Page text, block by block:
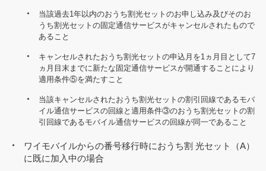
当該過去1年以内のおうち割光セットのお申し込み及びそのお
うち割光セットの固定通信サービスがキャンセルされたもので
あること
キャンセルされたおうち割光セットの申込月を1ヵ月目として7
ヵ月目末までに新たな固定通信サービスが開通することにより
適用条件⑤を満たすこと
当該キャンセルされたおうち割光セットの割引回線であるモバ
イル通信サービスの回線と適用条件③のおうち割光セットの割
引回線であるモバイル通信サービスの回線が同一であること
ワイモバイルからの番号移行時におうち割 光セット（A）
に既に加入中の場合